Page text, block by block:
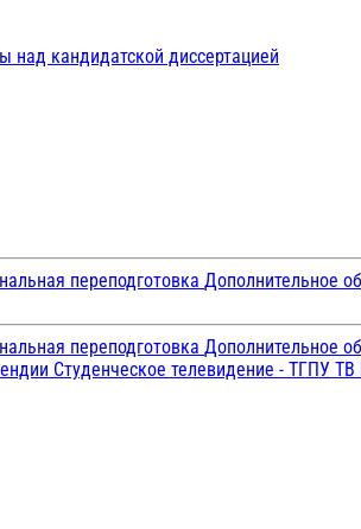
над кандидатской диссертацией
переподготовка Дополнительное
переподготовка Дополнительное
Студенческое телевидение - ТГПУ ТВ